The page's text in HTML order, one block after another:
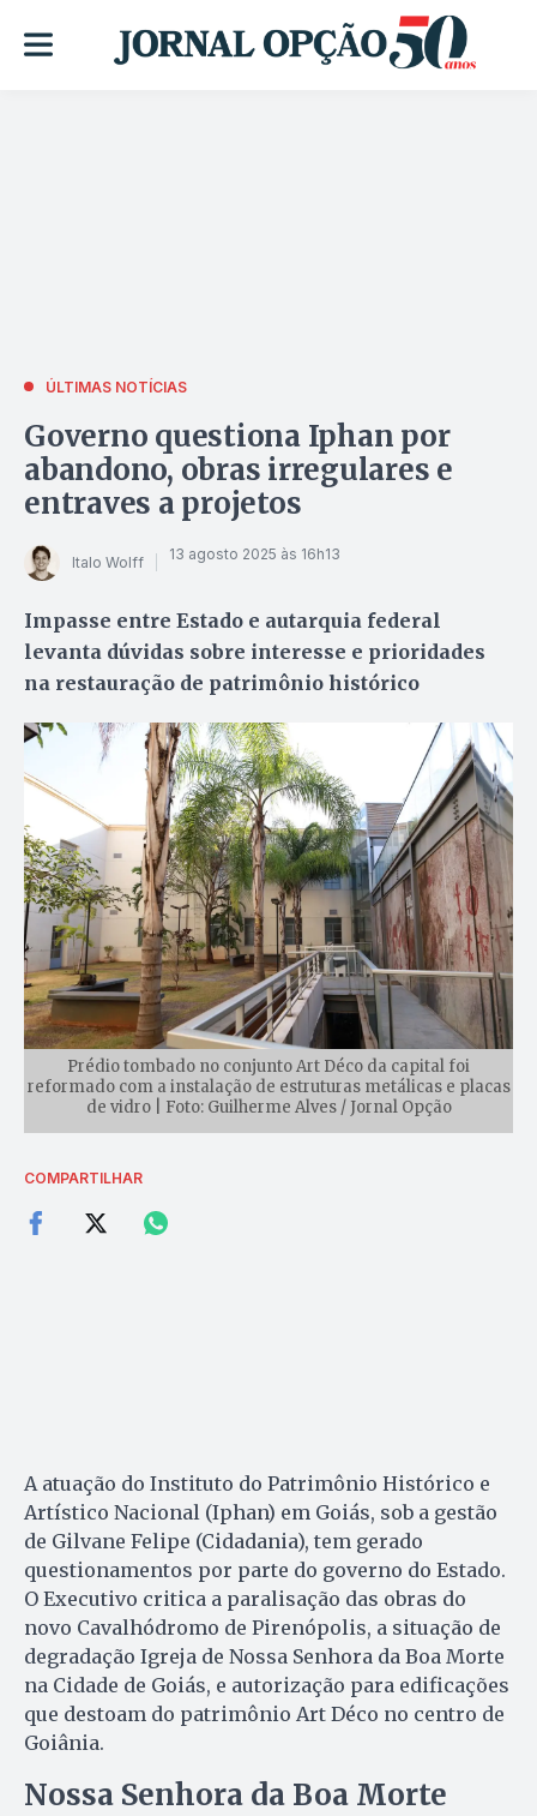
ÚLTIMAS NOTÍCIAS
Governo questiona Iphan por
abandono, obras irregulares e
entraves a projetos
Italo Wolff 13 agosto 2025 às 16h13
Impasse entre Estado e autarquia federal
levanta dúvidas sobre interesse e prioridades
na restauração de patrimônio histórico
Prédio tombado no conjunto Art Déco da capital foi
reformado com a instalação de estruturas metálicas e placas
de vidro | Foto: Guilherme Alves / Jornal Opção
COMPARTILHAR
A atuação do Instituto do Patrimônio Histórico e
Artístico Nacional (Iphan) em Goiás, sob a gestão
de Gilvane Felipe (Cidadania), tem gerado
questionamentos por parte do governo do Estado.
O Executivo critica a paralisação das obras do
novo Cavalhódromo de Pirenópolis, a situação de
degradação Igreja de Nossa Senhora da Boa Morte
na Cidade de Goiás, e autorização para edificações
que destoam do patrimônio Art Déco no centro de
Goiânia.
Nossa Senhora da Boa Morte